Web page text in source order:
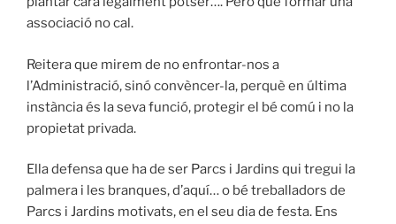
associació no cal.
Reitera que mirem de no enfrontar-nos a
l’Administració, sinó convèncer-la, perquè en última
instància és la seva funció, protegir el bé comú i no la
propietat privada.
Ella defensa que ha de ser Parcs i Jardins qui tregui la
palmera i les branques, d’aquí… o bé treballadors de
Parcs i Jardins motivats, en el seu dia de festa. Ens